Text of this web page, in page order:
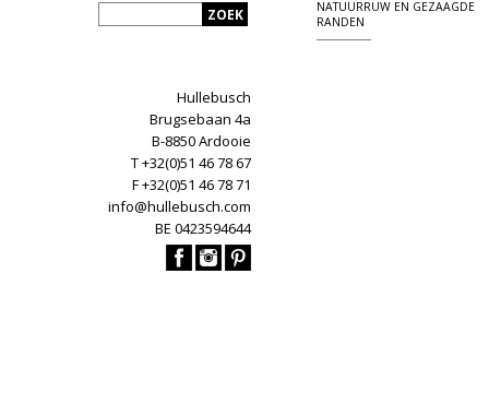
Hullebusch
Brugsebaan 4a
B-8850 Ardooie
T +32(0)51 46 78 67
F +32(0)51 46 78 71
info@hullebusch.com
BE 0423594644
NATUURRUW EN GEZAAGDE
RANDEN